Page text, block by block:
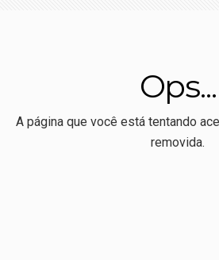
Ops...
A página que você está tentando
removida.